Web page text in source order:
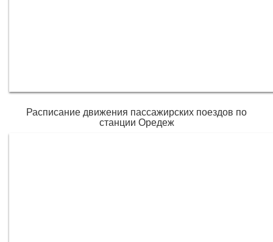
Расписание движения пассажирских поездов по
станции Оредеж